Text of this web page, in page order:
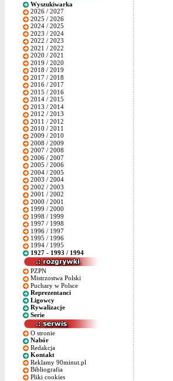
Wyszukiwarka
2026 / 2027
2025 / 2026
2024 / 2025
2023 / 2024
2022 / 2023
2021 / 2022
2020 / 2021
2019 / 2020
2018 / 2019
2017 / 2018
2016 / 2017
2015 / 2016
2014 / 2015
2013 / 2014
2012 / 2013
2011 / 2012
2010 / 2011
2009 / 2010
2008 / 2009
2007 / 2008
2006 / 2007
2005 / 2006
2004 / 2005
2003 / 2004
2002 / 2003
2001 / 2002
2000 / 2001
1999 / 2000
1998 / 1999
1997 / 1998
1996 / 1997
1995 / 1996
1994 / 1995
1927 - 1993 / 1994
PZPN
Mistrzostwa Polski
Puchary w Polsce
Reprezentanci
Ligowcy
Rywalizacje
Serie
O stronie
Nabór
Redakcja
Kontakt
Reklamy 90minut.pl
Bibliografia
Pliki cookies